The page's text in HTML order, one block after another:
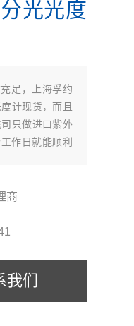
光光度
足，上海孚约
计现货，而且
只做进口紫外
作日就能顺利
商
我们